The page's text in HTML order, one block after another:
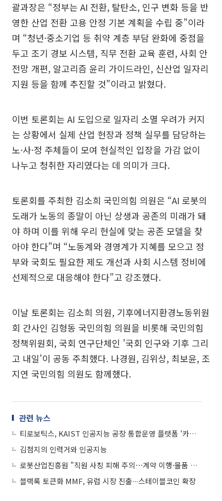
괄과장은 “정부는 AI 전환, 탈탄소, 인구 변화 등을 반
영한 산업 전환 고용 안정 기본 계획을 수립 중”이라
며 “청년·중소기업 등 취약 계층 부담 완화에 중점을
두고 조기 경보 시스템, 직무 전환 교육 훈련, 사회 안
전망 개편, 알고리즘 윤리 가이드라인, 신산업 일자리
지원 등을 함께 추진할 것”이라고 밝혔다.
이번 토론회는 AI 도입으로 일자리 소멸 우려가 커지
는 상황에서 실제 산업 현장과 정책 실무를 담당하는
노·사·정 주체들이 모여 현실적인 입장을 가감 없이
나누고 청취한 자리였다는 데 의미가 크다.
토론회를 주최한 김소희 국민의힘 의원은 “AI 로봇의
도래가 노동의 종말이 아닌 상생과 공존의 미래가 돼
야 하며 이를 위해 우리 현실에 맞는 공존 모델을 찾
아야 한다”며 “노동계와 경영계가 지혜를 모으고 정
부와 국회도 필요한 제도 개선과 사회 시스템 정비에
선제적으로 대응해야 한다”고 강조했다.
이날 토론회는 김소희 의원, 기후에너지환경노동위원
회 간사인 김형동 국민의힘 의원을 비롯해 국민의힘
정책위원회, 국회 연구단체인 '국회 인구와 기후 그리
고 내일'이 공동 주최했다. 나경원, 김위상, 최보윤, 조
지연 국민의힘 의원도 함께했다.
관련 뉴스
티로보틱스, KAIST 인공지능 공장 통합운영 플랫폼 ‘카이로스’ 참여
김첨지의 인력거와 인공지능
로봇산업진흥원 "직원 사칭 피해 주의⋯계약 이행·물품 공급 요구"
블랙록 토큰화 MMF, 유럽 시장 진출∙∙∙스테이블코인 확장